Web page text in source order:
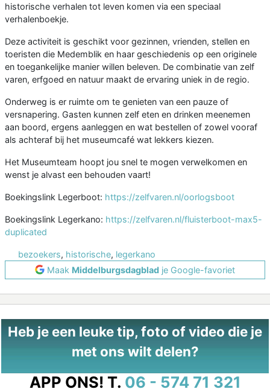
historische verhalen tot leven komen via een speciaal
verhalenboekje.
Deze activiteit is geschikt voor gezinnen, vrienden, stellen en
toeristen die Medemblik en haar geschiedenis op een originele
en toegankelijke manier willen beleven. De combinatie van zelf
varen, erfgoed en natuur maakt de ervaring uniek in de regio.
Onderweg is er ruimte om te genieten van een pauze of
versnapering. Gasten kunnen zelf eten en drinken meenemen
aan boord, ergens aanleggen en wat bestellen of zowel vooraf
als achteraf bij het museumcafé wat lekkers kiezen.
Het Museumteam hoopt jou snel te mogen verwelkomen en
wenst je alvast een behouden vaart!
Boekingslink Legerboot: https://zelfvaren.nl/oorlogsboot
Boekingslink Legerkano: https://zelfvaren.nl/fluisterboot-max5-
duplicated
bezoekers, historische, legerkano
Maak Middelburgsdagblad je Google-favoriet
Heb je een leuke tip, foto of video die je
met ons wilt delen?
APP ONS! T. 06 - 574 71 321